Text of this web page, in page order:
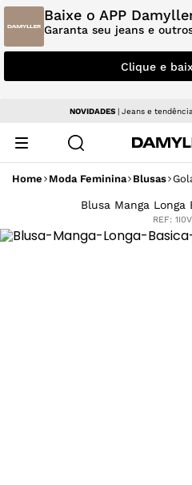
Baixe o APP
Garanta seu jeans e
Clique e
NOVIDADES| Jeans e
Home Moda Feminina Blusas
Blusa Manga Longa
REF: